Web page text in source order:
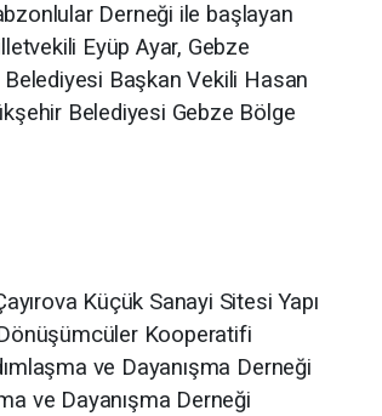
Derneği ile başlayan
Eyüp Ayar, Gebze
Başkan Vekili Hasan
Belediyesi Gebze Bölge
Küçük Sanayi Sitesi Yapı
Kooperatifi
ve Dayanışma Derneği
ve Dayanışma Derneği